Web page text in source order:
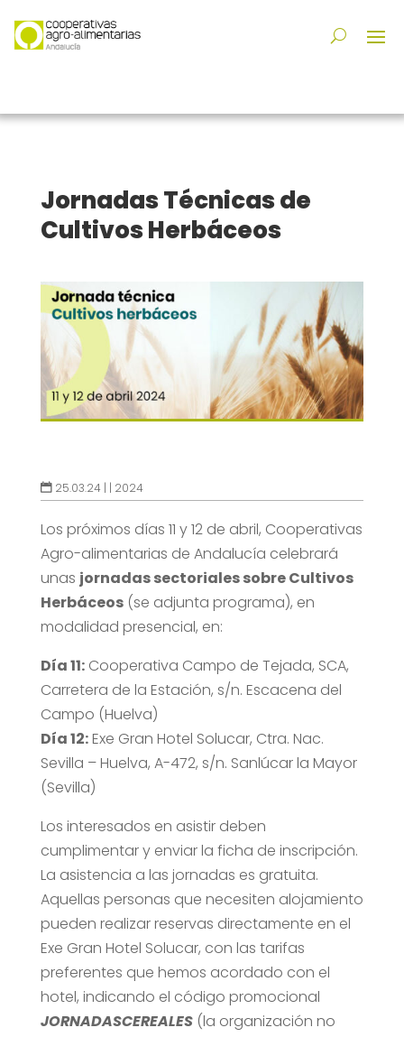
Jornadas Técnicas de
Cultivos Herbáceos
25.03.24 | | 2024
Los próximos días 11 y 12 de abril, Cooperativas
Agro-alimentarias de Andalucía celebrará
unas jornadas sectoriales sobre Cultivos
Herbáceos(se adjunta programa), en
modalidad presencial, en:
Día 11:Cooperativa Campo de Tejada, SCA,
Carretera de la Estación, s/n. Escacena del
Campo (Huelva)
Día 12:Exe Gran Hotel Solucar, Ctra. Nac.
Sevilla – Huelva, A-472, s/n. Sanlúcar la Mayor
(Sevilla)
Los interesados en asistir deben
cumplimentar y enviar la ficha de inscripción.
La asistencia a las jornadas es gratuita.
Aquellas personas que necesiten alojamiento
pueden realizar reservas directamente en el
Exe Gran Hotel Solucar, con las tarifas
preferentes que hemos acordado con el
hotel, indicando el código promocional
JORNADASCEREALES(la organización no